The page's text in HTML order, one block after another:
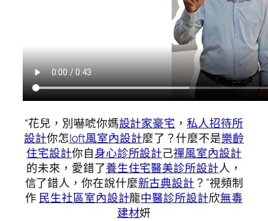
“花兒，別嚇唬你媽設計家豪宅 ， 私人招待所
設計你怎loft風室內設計麼了？什麼不是樂齡
住宅設計你自身心診所設計己禪風室內設計
的未來，愛錯了養生住宅醫美診所設計人，
信了錯人，你在說什麼新古典設計 ？”視頻制
作 民生社區室內設計龍中醫診所設計欣無毒
建材妍